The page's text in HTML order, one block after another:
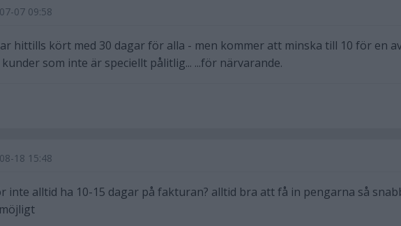
07 09:58
hittills kört med 30 dagar för alla - men kommer att minska till 10 för en
kunder som inte är speciellt pålitlig... ...för närvarande.
18 15:48
inte alltid ha 10-15 dagar på fakturan? alltid bra att få in pengarna så